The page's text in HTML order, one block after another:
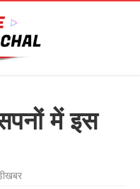
में इस